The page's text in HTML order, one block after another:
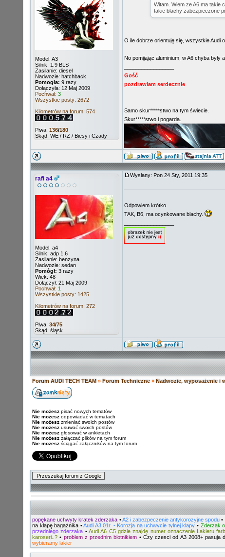
Model: A3
Silnik: 1.9 BLS
Zasilanie: diesel
Nadwozie: hatchback
Pomogła: 9 razy
Dołączyła: 12 Maj 2009
Pochwał: 3
Wszystkie posty: 2672
Kilometrów na forum: 574
Piwa: 136/180
Skąd: WE / RZ / Biesy i Czady
Witam. Wiem ze A6 ma takie
takie blachy zabezpieczone
O ile dobrze orientuję się, wszystkie Audi
No pomijając aluminium, w A6 chyba były
Gość
pozdrawiam serdecznie
Samo skur*****stwo na tym świecie.
Skur*****stwo i pogarda.
rafi a4
Model: a4
Silnik: adp 1,6
Zasilanie: benzyna
Nadwozie: sedan
Pomógł: 3 razy
Wiek: 48
Dołączył: 21 Maj 2009
Pochwał: 1
Wszystkie posty: 1425
Kilometrów na forum: 272
Piwa: 34/75
Skąd: śląsk
Wysłany: Pon 24 Sty, 2011 19:35
Odpowiem krótko.
TAK, B6, ma ocynkowane blachy.
Forum AUDI TECH TEAM » Forum Techniczne » Nadwozie, wyposażenie i
Nie możesz pisać nowych tematów
Nie możesz odpowiadać w tematach
Nie możesz zmieniać swoich postów
Nie możesz usuwać swoich postów
Nie możesz głosować w ankietach
Nie możesz załączać plików na tym forum
Nie możesz ściągać załączników na tym forum
popękane uchwyty kratek zderzaka •A2 i zabezpeczenie antykorozyjne spodu •
na klapę bagażnika •Audi A3 01r. - Korozja na uchwycie tylnej klapy • Zderzak
przedniego zderzaka • Audi A6 C5 gdzie znajdę numer oznaczenie Lakieru
karoseri..? • problem z przednim blotnikiem • Czy czesci od A3 2008+ pasuja
wybieramy lakier